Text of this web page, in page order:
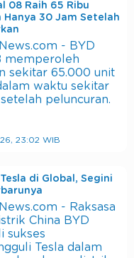
08 Raih 65 Ribu
Hanya 30 Jam Setelah
- BYD
memperoleh
sekitar 65.000 unit
waktu sekitar
peluncuran.
23:02 WIB
di Global, Segini
- Raksasa
China BYD
sukses
Tesla dalam